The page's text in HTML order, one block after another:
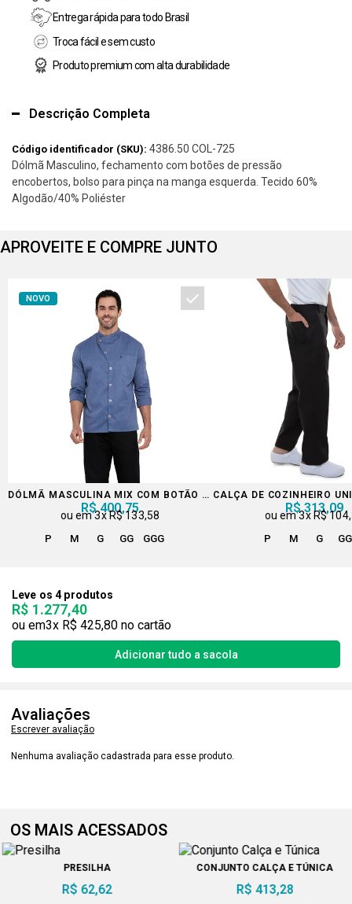
Entrega rápida para todo Brasil
Troca fácil e sem custo
Produto premium com alta durabilidade
Descrição Completa
Código identificador (SKU): 4386.50 COL-725
Dólmã Masculino, fechamento com botões de pressão
encobertos, bolso para pinça na manga esquerda. Tecido 60%
Algodão/40% Poliéster
APROVEITE E COMPRE JUNTO
NOVO
DÓLMÃ MASCULINA MIX COM BOTÃO DE PRESSÃO
R$ 400,75
3xR$ 133,58
P M G GG GGG
CALÇA DE COZINHEIRO
R$ 313,09
3x R$
P M G GG
Leve os 4 produtos
R$ 1.277,40
3x R$ 425,80
Avaliações
Escrever avaliação
Nenhuma avaliação cadastrada para esse produto.
OS MAIS ACESSADOS
PRESILHA
R$ 62,62
CONJUNTO CALÇA E TÚNICA
R$ 413,28